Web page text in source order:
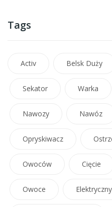
Tags
Activ Belsk Duży
Sekator Warka
Nawozy Nawóz
Opryskiwacz
Owoców Cięcie
Owoce Elektryczny